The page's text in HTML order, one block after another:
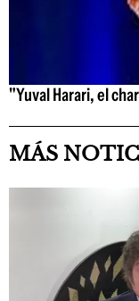
"Yuval Harari, el
MÁS